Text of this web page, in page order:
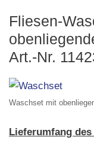
Fliesen-
Art.-Nr.
Waschset mit
Lieferumfang des